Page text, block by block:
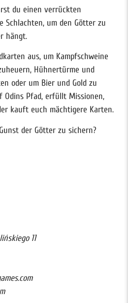
du einen verrückten
Schlachten, um den Götter zu
hängt.
aus, um Kampfschweine
Hühnertürme und
oder um Bier und Gold zu
Odins Pfad, erfüllt Missionen,
kauft euch mächtigere Karten.
der Götter zu sichern?
11